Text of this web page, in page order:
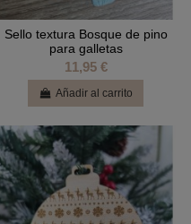
Sello textura Bosque de pino
para galletas
11,95 €
Añadir al carrito